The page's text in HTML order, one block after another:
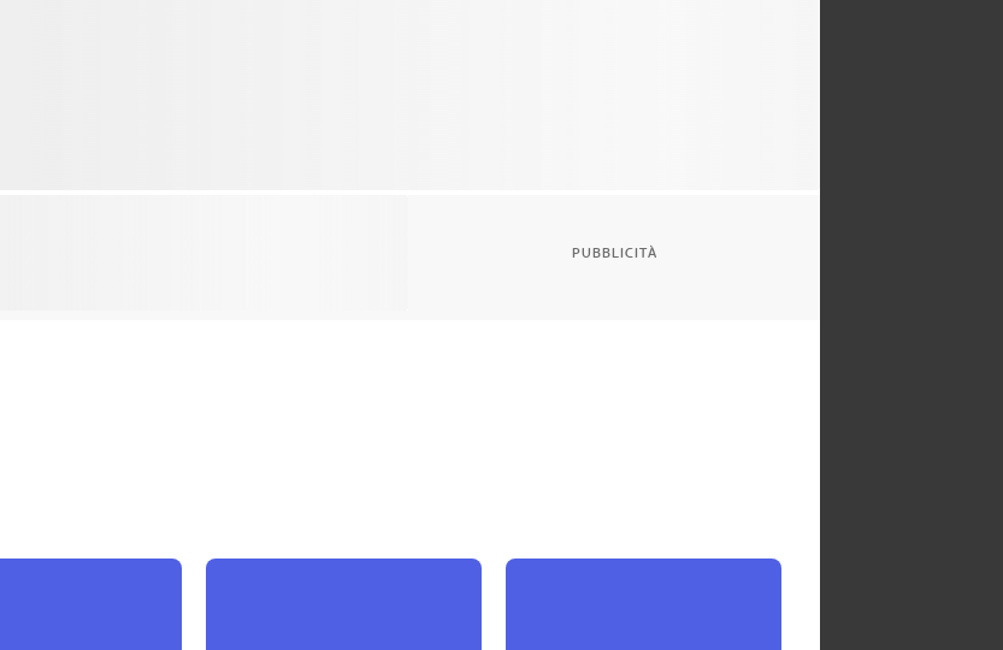
PUBBLICITÀ